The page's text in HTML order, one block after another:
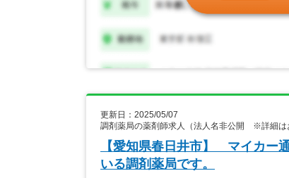
更新日：2025/05/07
調剤薬局の薬剤師求人（法人名非公開 ※詳細は
【愛知県春日井市】 マイカー
いる調剤薬局です。